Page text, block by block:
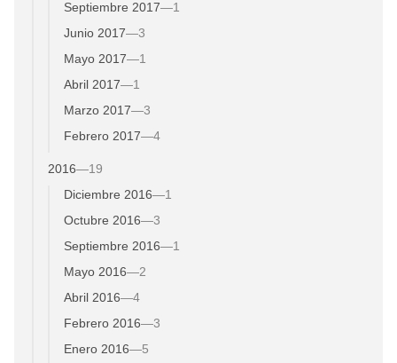
Septiembre 2017—1
Junio 2017—3
Mayo 2017—1
Abril 2017—1
Marzo 2017—3
Febrero 2017—4
2016—19
Diciembre 2016—1
Octubre 2016—3
Septiembre 2016—1
Mayo 2016—2
Abril 2016—4
Febrero 2016—3
Enero 2016—5